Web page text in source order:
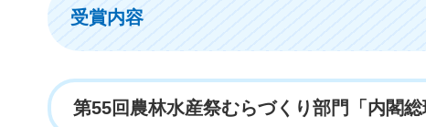
受賞内容
第55回農林水産祭むらづくり部門「内閣